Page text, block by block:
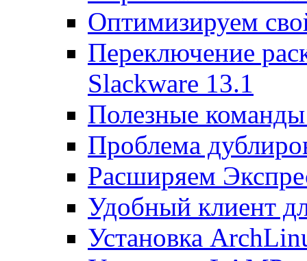
Оптимизируем
Переключение
Slackware 13.1
Полезные
Проблема
Расширяем
Удобный клиент
Установка